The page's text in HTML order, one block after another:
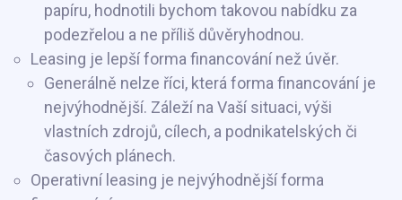
papíru, hodnotili bychom takovou nabídku za
podezřelou a ne příliš důvěryhodnou.
Leasing je lepší forma financování než úvěr.
Generálně nelze říci, která forma financování je
nejvýhodnější. Záleží na Vaší situaci, výši
vlastních zdrojů, cílech, a podnikatelských či
časových plánech.
Operativní leasing je nejvýhodnější forma